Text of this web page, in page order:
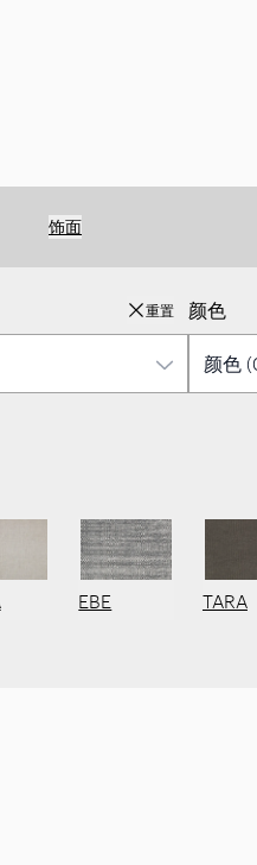
饰面
重置 颜色
EBE TARA